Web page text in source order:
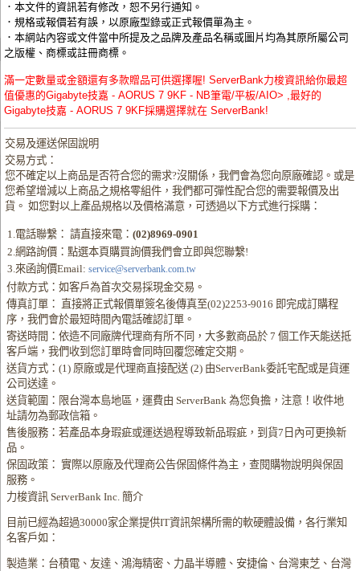
．本文件的資訊若有修改，恕不另行通知。
．規格或報價若有誤，以原廠型錄或正式報價單為主。
．本網站內容或文件當中所提及之品牌及產品名稱或圖片均為其原所屬公司
之版權、商標或註冊商標。
滿一定數量或金額還有多款贈品可供選擇喔! ServerBank力梭資訊給你最超
值優惠的Gigabyte技嘉 - AORUS 7 9KF - NB筆電/平板/AIO> ,最好的
Gigabyte技嘉 - AORUS 7 9KF採購選擇就在 ServerBank!
交易及運送保固說明
交易方式：
您不確定以上商品是否符合您的需求?沒關係，我們會為您向原廠確認。或是
您希望增減以上商品之規格零組件，我們都可彈性配合您的需要報價及出
貨。 如您對以上產品規格以及價格滿意，可透過以下方式進行採購：
1.電話聯繫： 請直接來電：(02)8969-0901
2.網路詢價：點選本頁購買詢價我們會立即與您聯繫!
3.來函詢價Email: service@serverbank.com.tw
付款方式：如客戶為首次交易採現金交易。
傳真訂單： 直接將正式報價單簽名後傳真至(02)2253-9016 即完成訂購程
序，我們會於最短時間內電話確認訂單。
寄送時間：依造不同廠牌代理商有所不同，大多數商品於 7 個工作天能送抵
客戶端，我們收到您訂單時會同時回覆您確定交期。
送貨方式：(1) 原廠或是代理商直接配送 (2) 由ServerBank委託宅配或是貨運
公司送達。
送貨範圍：限台灣本島地區，運費由 ServerBank 為您負擔，注意！收件地
址請勿為郵政信箱。
售後服務：若產品本身瑕疵或運送過程導致新品瑕疵，到貨7日內可更換新
品。
保固政策： 實際以原廠及代理商公告保固條件為主，查閱購物說明與保固
服務。
力梭資訊 ServerBank Inc. 簡介
目前已經為超過30000家企業提供IT資訊架構所需的軟硬體設備，各行業知
名客戶如：
製造業：台積電、友達、鴻海精密、力晶半導體、安捷倫、台灣東芝、台灣